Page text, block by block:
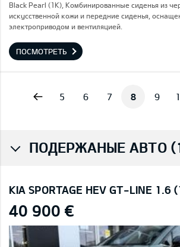
Black Pearl (1K), Комбинированные сиденья из
искусственной кожи и передние сиденья,
электроприводом и вентиляцией.
ПОСМОТРЕТЬ
5 6 7 8 9
ПОДЕРЖАНЫЕ АВТО
KIA SPORTAGE HEV GT-LINE 1.6
40 900 €